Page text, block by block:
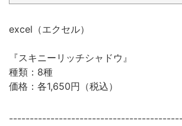
excel（エクセル）
『スキニーリッチシャドウ』
種類：8種
価格：各1,650円（税込）